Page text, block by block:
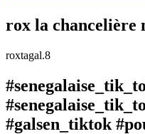
rox la chancelière
roxtagal.8
#galsen_tiktok